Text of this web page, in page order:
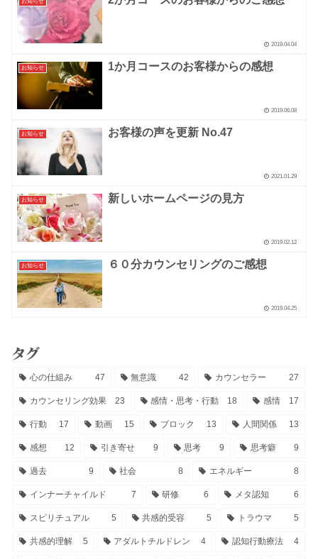
お知らせ
2019.04.04
お知らせ 1か月コースのお客様からの感想
2019.06.08
お知らせ お客様の声を更新 No.47
2021.01.29
お知らせ 新しいホームページの見方
2019.02.12
お知らせ ６０分カウンセリングのご感想
2019.04.25
タグ
心の仕組み 47 無意識 42 カウンセラー 27
カウンセリング効果 23 感情・思考・行動 18 感情 17
行動 17 動画 15 ブロック 13 人間関係 13
感想 12 引き寄せ 9 思考 9 思考癖 9
過去 9 社会 8 エネルギー 8
インナーチャイルド 7 研修 6 メタ認知 6
スピリチュアル 5 共感的受容 5 トラウマ 5
共感的理解 5 アダルトチルドレン 4 認知行動療法 4